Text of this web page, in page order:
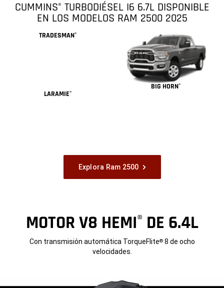
CUMMINS® TURBODIÉSEL I6 6.7L DISPONIBLE
EN LOS MODELOS RAM 2500 2025
TRADESMAN®
BIG HORN®
LARAMIE®
Explora Ram 2500
MOTOR V8 HEMI® DE 6.4L
Con transmisión automática TorqueFlite®8 de ocho
velocidades.